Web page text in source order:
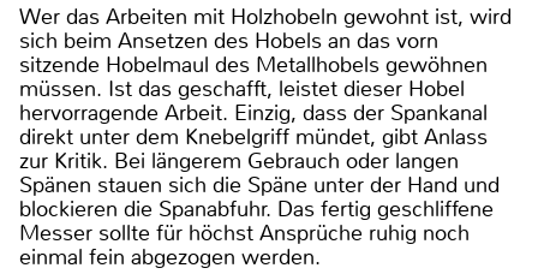
Wer das Arbeiten mit Holzhobeln gewohnt ist, wird
sich beim Ansetzen des Hobels an das vorn
sitzende Hobelmaul des Metallhobels gewöhnen
müssen. Ist das geschafft, leistet dieser Hobel
hervorragende Arbeit. Einzig, dass der Spankanal
direkt unter dem Knebelgriff mündet, gibt Anlass
zur Kritik. Bei längerem Gebrauch oder langen
Spänen stauen sich die Späne unter der Hand und
blockieren die Spanabfuhr. Das fertig geschliffene
Messer sollte für höchst Ansprüche ruhig noch
einmal fein abgezogen werden.